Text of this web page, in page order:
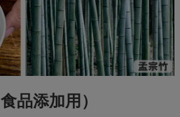
品添加用）